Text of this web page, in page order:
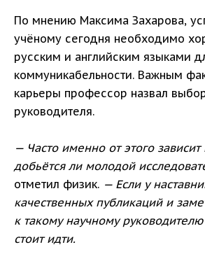
По мнению Максима Захарова,
учёному сегодня необходимо
русским и английским языками
коммуникабельности. Важным
карьеры профессор назвал
руководителя.
— Часто именно от этого зависит
добьётся ли молодой
отметил физик. — Если у
качественных публикаций и
к такому научному
стоит идти.